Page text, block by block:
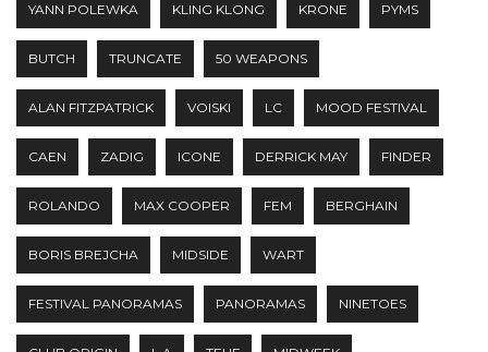
YANN POLEWKA KLING KLONG KRONE PYMS
BUTCH TRUNCATE 50 WEAPONS
ALAN FITZPATRICK VOISKI LC MOOD FESTIVAL
CAEN ZADIG ICONE DERRICK MAY FINDER
ROLANDO MAX COOPER FEM BERGHAIN
BORIS BREJCHA MIDSIDE WART
FESTIVAL PANORAMAS PANORAMAS NINETOES